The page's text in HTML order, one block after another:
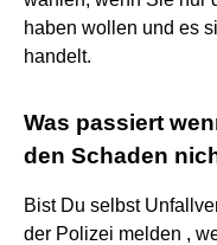
haben wollen und es
handelt.
Was passiert
den Schaden
Bist Du selbst
der Polizei melden ,